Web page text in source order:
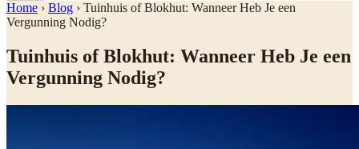
Home › Blog › Tuinhuis of Blokhut: Wanneer Heb Je een
Vergunning Nodig?
Tuinhuis of Blokhut: Wanneer Heb Je een
Vergunning Nodig?